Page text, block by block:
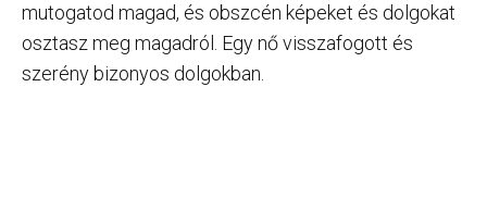
mutogatod magad, és obszcén képeket és dolgokat
osztasz meg magadról. Egy nő visszafogott és
szerény bizonyos dolgokban.